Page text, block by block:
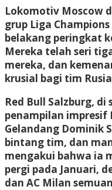
Lokomotiv Moscow
grup Liga
belakang peringkat
Mereka telah seri
mereka, dan
krusial bagi tim
Red Bull Salzburg,
penampilan impresif
Gelandang Dominik
bintang tim, dan
mengakui bahwa ia
pergi pada Januari,
dan AC Milan